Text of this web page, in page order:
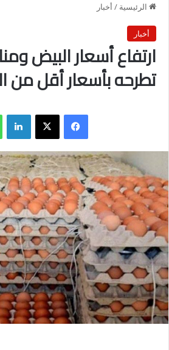
الرئيسية / أخبار
أخبار
ارتفاع أسعار البيض
تطرحه بأسعار أقل من
فيسبوك X لينكدإن